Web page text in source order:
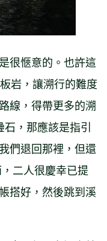
很愜意的。也許這
岩，讓溯行的難度
線，得帶更多的溯
，那應該是指引
們退回那裡，但還
二人很慶幸已提
搭好，然後跳到溪